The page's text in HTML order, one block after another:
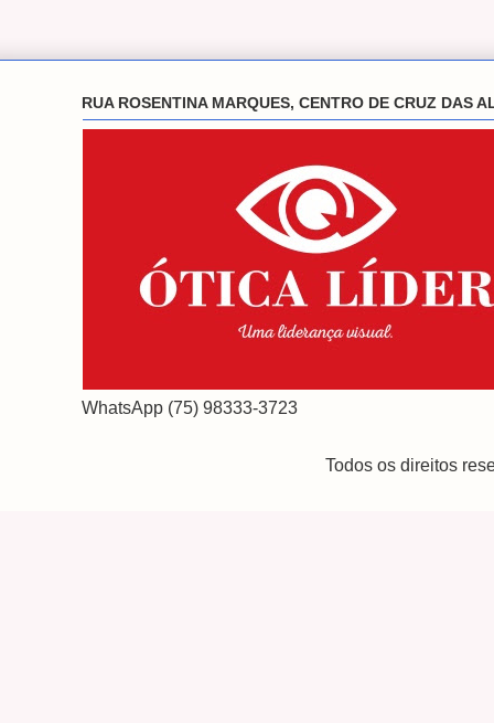
RUA ROSENTINA MARQUES, CENTRO DE CRUZ DAS
WhatsApp (75) 98333-3723
Todos os direitos